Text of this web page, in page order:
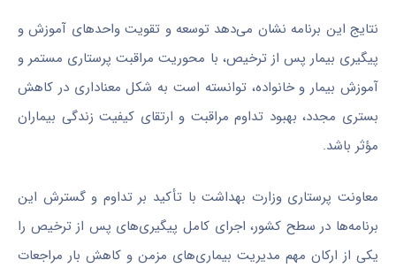
نتایج این برنامه نشان می‌دهد توسعه و تقویت واحدهای آموزش و
پیگیری بیمار پس از ترخیص، با محوریت مراقبت پرستاری مستمر و
آموزش بیمار و خانواده، توانسته است به شکل معناداری در کاهش
بستری مجدد، بهبود تداوم مراقبت و ارتقای کیفیت زندگی بیماران
مؤثر باشد.
معاونت پرستاری وزارت بهداشت با تأکید بر تداوم و گسترش این
برنامه‌ها در سطح کشور، اجرای کامل پیگیری‌های پس از ترخیص را
یکی از ارکان مهم مدیریت بیماری‌های مزمن و کاهش بار مراجعات